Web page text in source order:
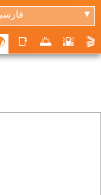
▼
📑 🌅 🌇 🎬